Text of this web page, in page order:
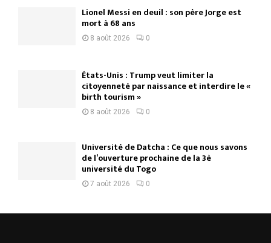
Lionel Messi en deuil : son père Jorge est
mort à 68 ans
8 août 2026 0
États-Unis : Trump veut limiter la
citoyenneté par naissance et interdire le «
birth tourism »
8 août 2026 0
Université de Datcha : Ce que nous savons
de l’ouverture prochaine de la 3è
université du Togo
7 août 2026 0